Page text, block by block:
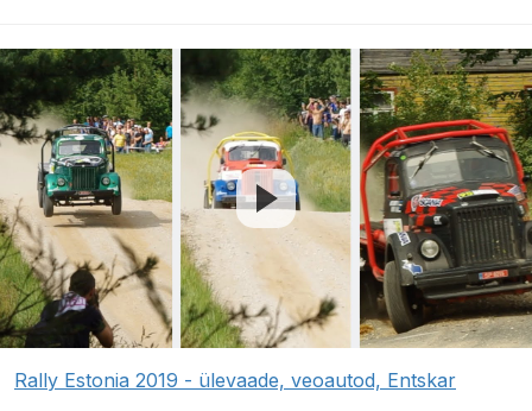
Rally Estonia 2019 - ülevaade, veoautod, Entskar